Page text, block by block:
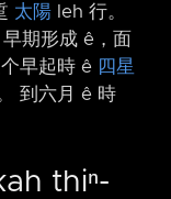
太陽 leh 行。
早期形成 ê，面
早起時 ê 四星
到六月 ê 時
thiⁿ-